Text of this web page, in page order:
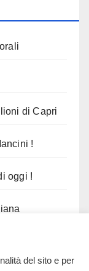
di Capri
!
oggi !
del sito e per